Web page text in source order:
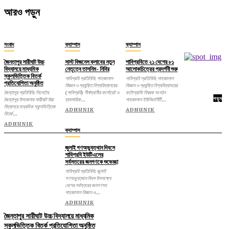
আরও পড়ুন
সংবাদ
জৈন্তাপুর সারীঘাট উচ্চ
বিদ্যালয়ে মাধ্যমিক
স্কুলভিত্তিক বিতর্ক
প্রতিযোগিতা অনুষ্ঠিত
জৈন্তাপুর প্রতিনিধি: সিলেটের
জৈন্তাপুর উপজেলার সারীঘাট উচ্চ
বিদ্যালয়ে মাধ্যমিক স্কুলভিত্তিক
বিতর্ক...
ADHUNIK
ক্যাম্পাস
সাস্ট বিজনেস ক্লাবের নতুন
নেতৃত্বে তাসনিম- নিবির
শাবিপ্রবি প্রতিনিধি: শাহজালাল
বিজ্ঞান ও প্রযুক্তি বিশ্ববিদ্যালয়ের
(শাবিপ্রবি) শীর্ষস্থানীয় কর্পোরেট ও
ব্যবসায়িক...
ADHUNIK
ক্যাম্পাস
শাবিপ্রবিতে ২১ দেশের ৮১
আলোকচিত্রের প্রদর্শনী শুরু
শাবিপ্রবি প্রতিনিধি: শাহজালাল
বিজ্ঞান ও প্রযুক্তি বিশ্ববিদ্যালয়ের
ফটোগ্রাফি বিষয়ক সংগঠন
শাহজালাল ইউনিভার্সিটি...
ADHUNIK
ক্যাম্পাস
জুলাই গণঅভ্যুত্থান দিবসে
শাবিপ্রবি ইউটিএলের
সর্বস্তরের জনগণকে শুভেচ্ছা
শাবিপ্রবি প্রতিনিধি: জুলাই
গণঅভ্যুত্থান দিবস উপলক্ষ্যে
দেশের সর্বস্তরের জনগণসহ
শাহজালাল বিজ্ঞান ও...
ADHUNIK
পড়ুন
জৈন্তাপুর সারীঘাট উচ্চ বিদ্যালয়ে মাধ্যমিক
স্কুলভিত্তিক বিতর্ক প্রতিযোগিতা অনুষ্ঠিত